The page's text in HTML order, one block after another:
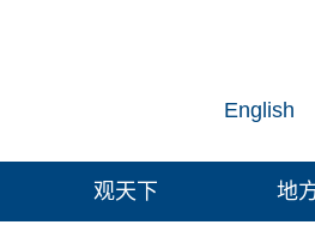
English
观天下 地